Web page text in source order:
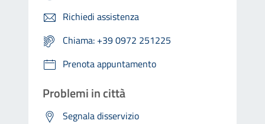
Richiedi assistenza
Chiama: +39 0972 251225
Prenota appuntamento
Problemi in città
Segnala disservizio